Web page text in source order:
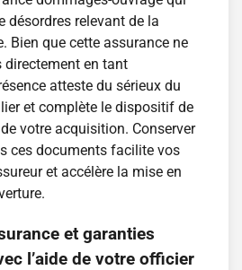
désordres relevant de la
Bien que cette assurance ne
directement en tant
atteste du sérieux du
et complète le dispositif de
votre acquisition. Conserver
ces documents facilite vos
et accélère la mise en
et garanties
l’aide de votre officier